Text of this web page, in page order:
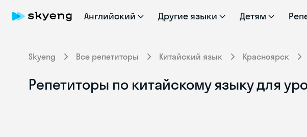
Английский Другие языки Детям
Skyeng Все репетиторы Китайский язык Красноярск
Репетиторы по китайскому языку для